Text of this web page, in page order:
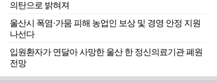
의탄으로 밝혀져
울산시 폭염·가뭄 피해 농업인 보상 및 경영 안정 지원
나선다
입원환자가 연달아 사망한 울산 한 정신의료기관 폐원
전망